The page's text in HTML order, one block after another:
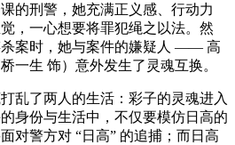
的刑警，她充满正义感、行动力
，一心想要将罪犯绳之以法。然
案时，她与案件的嫌疑人 —— 高
一生 饰）意外发生了灵魂互换。
乱了两人的生活：彩子的灵魂进入
身份与生活中，不仅要模仿日高的
对警方对 “日高” 的追捕；而日高